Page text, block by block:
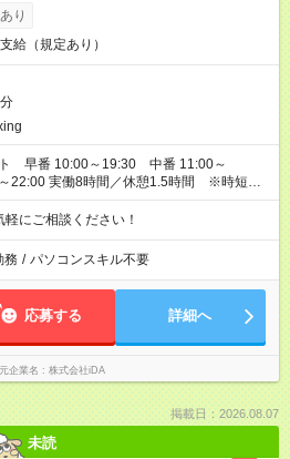
り
給（規定あり）
22:00 実働8時間／休憩1.5時間 ※時短勤
時間～)
にご相談ください！
務 / パソコンスキル不要
応募する 詳細へ
企業名 株式会社iDA
掲載日：2026.08.07
未読